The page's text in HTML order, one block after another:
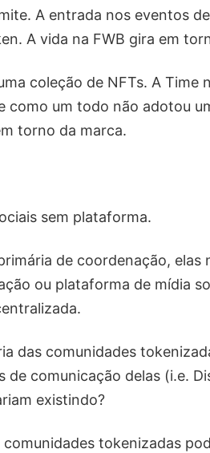
A entrada nos eventos
A vida na FWB gira em
coleção de NFTs. A Time
como um todo não adotou
torno da marca.
sem plataforma.
de coordenação, elas
ou plataforma de mídia
das comunidades
comunicação delas (i.e.
existindo?
tokenizadas